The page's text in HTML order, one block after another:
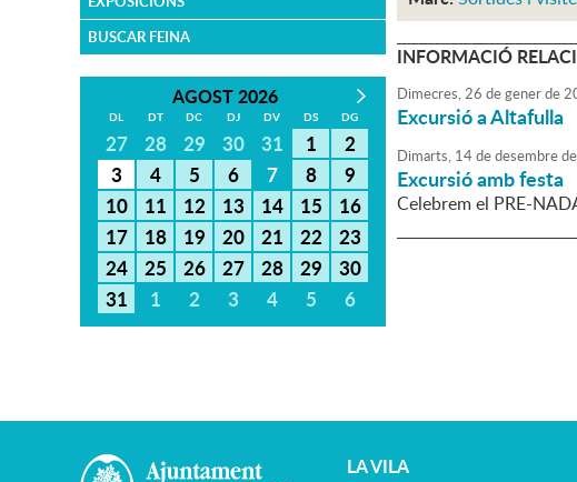
BUSCAR FEINA
AGOST 2026
DL DT DC DJ DV DS DG
27 28 29 30 31 1
2
3
4 5 6 7 8
9
10
11 12 13 14 15
16
17
18 19 20 21 22
23
24
25 26 27 28 29
30
31
1 2 3 4 5 6
INFORMACIÓ
Dimecres,26 degenerde
Excursió a Altafulla
Dimarts, 14dedesembrede
Excursió amb festa
Celebrem el PRE-
LA VILA